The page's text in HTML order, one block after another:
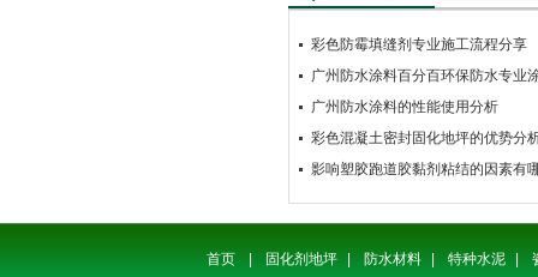
彩色防霉填缝剂专业施工流程分享
广州防水涂料百分百环保防水专业
广州防水涂料的性能使用分析
彩色混凝土密封固化地坪的优势分
影响塑胶跑道胶黏剂粘结的因素有
首页 | 固化剂地坪 | 防水材料 | 特种水泥 |